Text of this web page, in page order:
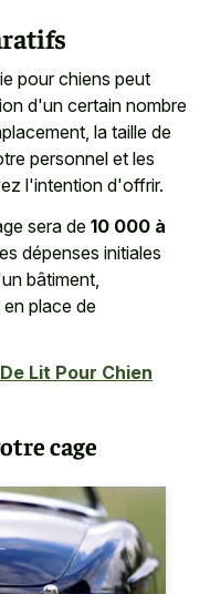
pour chiens peut
d'un certain nombre
la taille de
personnel et les
l'intention d'offrir.
sera de 10 000 à
dépenses initiales
bâtiment,
place de
Lit Pour Chien
cage